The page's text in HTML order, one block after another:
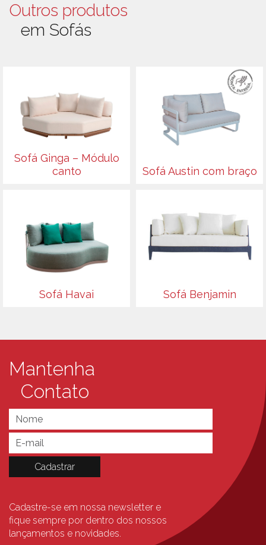
Outros produtos
em Sofás
Sofá Ginga – Módulo
canto
Sofá Austin com braço
Sofá Havai Sofá Benjamin
Mantenha
Contato
Cadastre-se em nossa newsletter e
fique sempre por dentro dos nossos
lançamentos e novidades.